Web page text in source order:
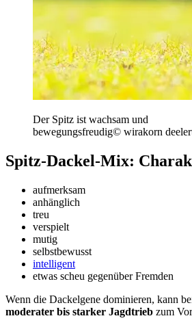
Der Spitz ist wachsam und
bewegungsfreudig© wirakorn
Spitz-Dackel-Mix:
aufmerksam
anhänglich
treu
verspielt
mutig
selbstbewusst
intelligent
etwas scheu gegenüber Fremden
Wenn die Dackelgene dominieren, kann
moderater bis starker Jagdtrieb zum